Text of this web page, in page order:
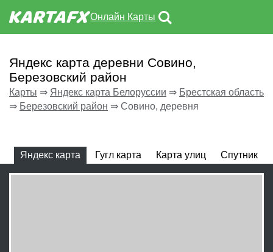
Онлайн Карты
Яндекс карта деревни Совино,
Березовский район
Карты ⇒ Яндекс карта Белоруссии ⇒ Брестская область
⇒ Березовский район ⇒ Совино, деревня
Яндекс карта Гугл карта Карта улиц Спутник